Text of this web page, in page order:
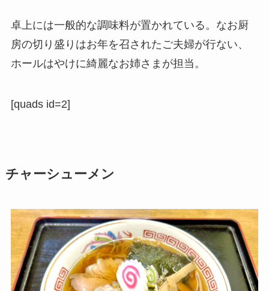
卓上には一般的な調味料が置かれている。なお厨
房の切り盛りはお年を召されたご夫婦が行ない、
ホールはやけに綺麗なお姉さまが担当。
[quads id=2]
チャーシューメン